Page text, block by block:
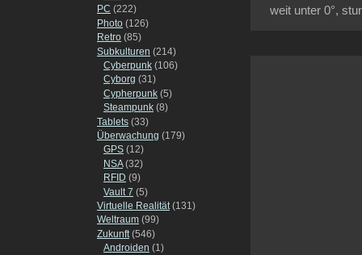
PC (222)
Photo (126)
Retro (85)
Subkulturen (214)
Cyberpunk (106)
Cyborg (31)
Cypherpunk (5)
Steampunk (8)
Tablets (33)
Überwachung (179)
GPS (12)
NSA(32)
RFID (9)
Vault 7 (5)
Virtuelle Realität(131)
Weltraum (99)
Zukunft (546)
Androiden (1)
weit unter 0°,